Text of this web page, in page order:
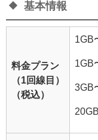
基本情報
料金プラン
（1回線目）
（税込）
1GB
1GB
3GB